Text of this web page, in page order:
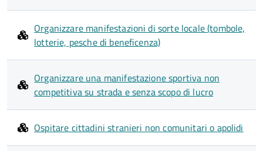
Organizzare manifestazioni di sorte locale (tombole,
lotterie, pesche di beneficenza)
Organizzare una manifestazione sportiva non
competitiva su strada e senza scopo di lucro
Ospitare cittadini stranieri non comunitari o apolidi